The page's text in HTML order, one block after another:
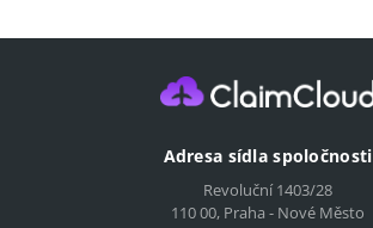
Adresa sídla spoločnosti
Revoluční 1403/28
110 00, Praha - Nové Město